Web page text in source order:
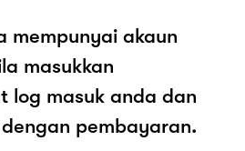
mempunyai akaun
masukkan
log masuk anda dan
pembayaran.